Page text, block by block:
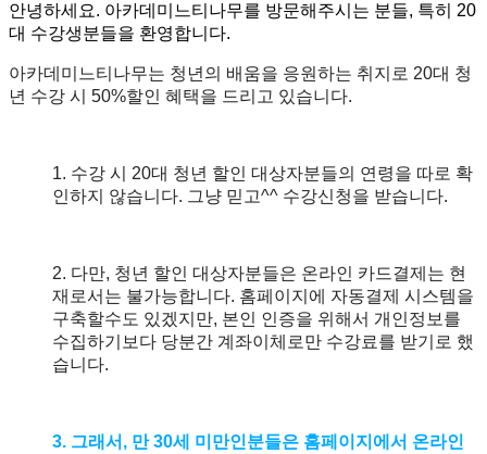
안녕하세요. 아카데미느티나무를 방문해주시는 분들, 특히 20
대 수강생분들을 환영합니다.
아카데미느티나무는 청년의 배움을 응원하는 취지로 20대 청
년 수강 시 50%할인 혜택을 드리고 있습니다.
1. 수강 시 20대 청년 할인 대상자분들의 연령을 따로 확
인하지 않습니다. 그냥 믿고^^ 수강신청을 받습니다.
2. 다만, 청년 할인 대상자분들은 온라인 카드결제는 현
재로서는 불가능합니다. 홈페이지에 자동결제 시스템을
구축할수도 있겠지만, 본인 인증을 위해서 개인정보를
수집하기보다 당분간 계좌이체로만 수강료를 받기로 했
습니다.
3. 그래서, 만 30세 미만인분들은 홈페이지에서 온라인